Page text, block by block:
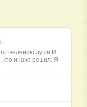
по велению души И
кто иначе решил. Я